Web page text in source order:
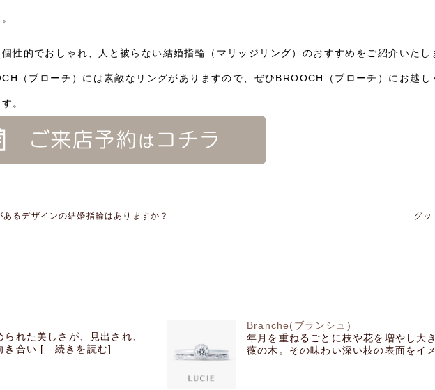
性的でおしゃれ、人と被らない結婚指輪（マリッジリング）のおすすめをご紹介いたし
（ブローチ）には素敵なリングがありますので、ぜひBROOCH（ブローチ）にお越し
。
グッ
あるデザインの結婚指輪はありますか？
れた美しさが、見出され、
き合い [...続きを読む]
Branche(ブランシュ)
年月を重ねるごとに枝や花を増やし大
薇の木。その味わい深い枝の表面をイ